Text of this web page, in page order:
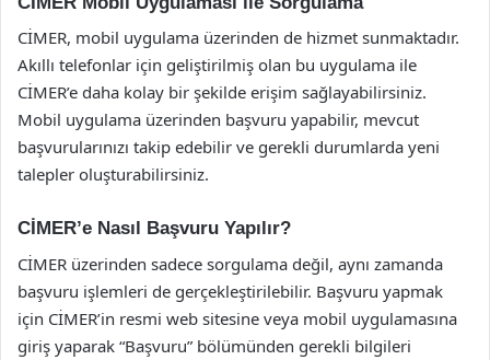
CİMER, mobil uygulama üzerinden de hizmet sunmaktadır.
Akıllı telefonlar için geliştirilmiş olan bu uygulama ile
CİMER’e daha kolay bir şekilde erişim sağlayabilirsiniz.
Mobil uygulama üzerinden başvuru yapabilir, mevcut
başvurularınızı takip edebilir ve gerekli durumlarda yeni
talepler oluşturabilirsiniz.
CİMER’e Nasıl Başvuru Yapılır?
CİMER üzerinden sadece sorgulama değil, aynı zamanda
başvuru işlemleri de gerçekleştirilebilir. Başvuru yapmak
için CİMER’in resmi web sitesine veya mobil uygulamasına
giriş yaparak “Başvuru” bölümünden gerekli bilgileri